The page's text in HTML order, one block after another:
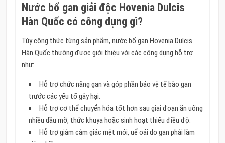
Nước bổ gan giải độc Hovenia Dulcis
Hàn Quốc có công dụng gì?
Tùy công thức từng sản phẩm, nước bổ gan Hovenia Dulcis
Hàn Quốc thường được giới thiệu với các công dụng hỗ trợ
như:
Hỗ trợ chức năng gan và góp phần bảo vệ tế bào gan
trước các yếu tố gây hại.
Hỗ trợ cơ thể chuyển hóa tốt hơn sau giai đoạn ăn uống
nhiều dầu mỡ, thức khuya hoặc sinh hoạt thiếu điều độ.
Hỗ trợ giảm cảm giác mệt mỏi, uể oải do gan phải làm